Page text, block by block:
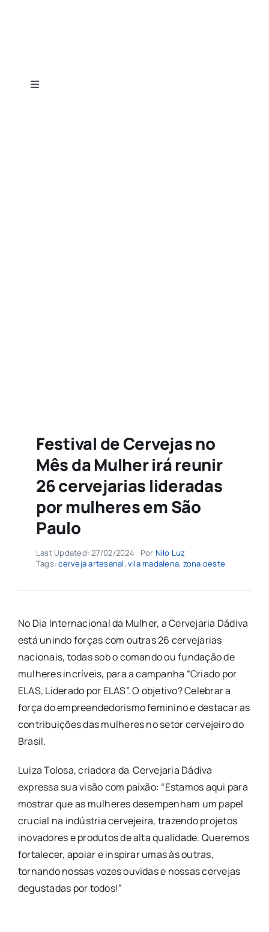
Toggle
Festival de Cervejas no
Mês da Mulher irá reunir
26 cervejarias lideradas
por mulheres em São
Paulo
Last Updated: 27/02/2024 Por Nilo Luz
Tags:cerveja artesanal,vila madalena, zona oeste
No Dia Internacional da Mulher, a Cervejaria Dádiva
está unindo forças com outras 26 cervejarias
nacionais, todas sob o comando ou fundação de
mulheres incríveis, para a campanha “Criado por
ELAS, Liderado por ELAS”. O objetivo? Celebrar a
força do empreendedorismo feminino e destacar as
contribuições das mulheres no setor cervejeiro do
Brasil.
Luiza Tolosa, criadora da Cervejaria Dádiva
expressa sua visão com paixão: “Estamos aqui para
mostrar que as mulheres desempenham um papel
crucial na indústria cervejeira, trazendo projetos
inovadores e produtos de alta qualidade. Queremos
fortalecer, apoiar e inspirar umas às outras,
tornando nossas vozes ouvidas e nossas cervejas
degustadas por todos!”